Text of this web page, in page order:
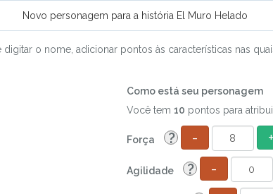
Novo personagem para a história El Muro Helado
o nome, adicionar pontos às características nas
Como está seu personagem
Você tem 10 pontos para
Força ? - +
Agilidade ? -